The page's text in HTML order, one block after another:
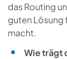
das Routing
guten Lösung
macht.
Wie trägt